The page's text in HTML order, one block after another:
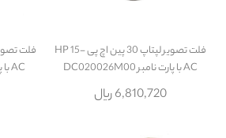
فلت تصویر لپتاپ 30 پین اچ پی HP 15-
AC با پارت نامبر DC020026M00
6,810,720 ریال
AC با پارت نامبر DC020027J00